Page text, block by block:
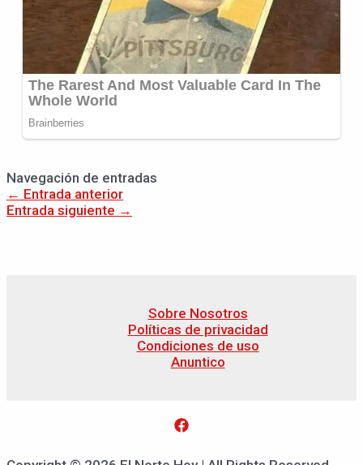
Navegación de entradas
← Entrada anterior
Entrada siguiente →
Sobre Nosotros
Políticas de privacidad
Condiciones de uso
Anuntico